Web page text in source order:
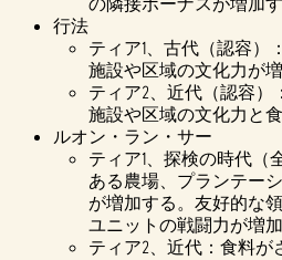
す。
行法
ティア1、古代（認容）
施設や区域の文化力が増
ティア2、近代（認容）
施設や区域の文化力と
ルオン・ラン・サー
ティア1、探検の時代（
ある農場、プランテー
が増加する。友好的な
ユニットの戦闘力が増加
ティア2、近代：食料が